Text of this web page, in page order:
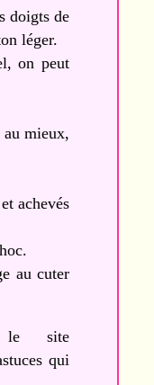
doigts de
léger.
on peut
mieux,
achevés
au cuter
le site
qui